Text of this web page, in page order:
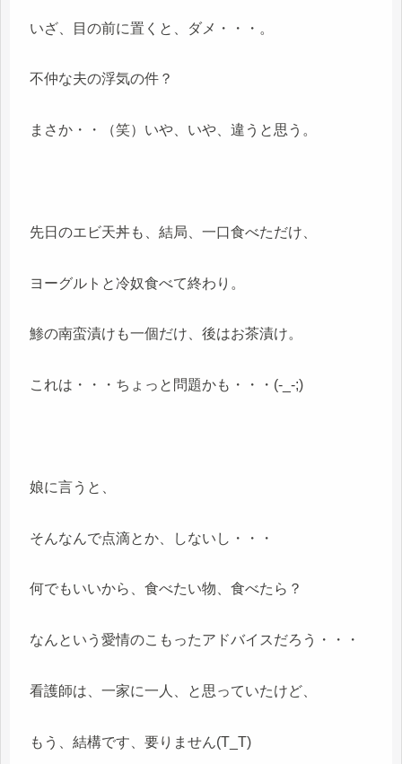
いざ、目の前に置くと、ダメ・・・。
不仲な夫の浮気の件？
まさか・・（笑）いや、いや、違うと思う。
先日のエビ天丼も、結局、一口食べただけ、
ヨーグルトと冷奴食べて終わり。
鯵の南蛮漬けも一個だけ、後はお茶漬け。
これは・・・ちょっと問題かも・・・(-_-;)
娘に言うと、
そんなんで点滴とか、しないし・・・
何でもいいから、食べたい物、食べたら？
なんという愛情のこもったアドバイスだろう・・・
看護師は、一家に一人、と思っていたけど、
もう、結構です、要りません(T_T)